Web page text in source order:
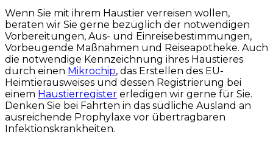
Wenn Sie mit ihrem Haustier verreisen wollen,
beraten wir Sie gerne bezüglich der notwendigen
Vorbereitungen, Aus- und Einreisebestimmungen,
Vorbeugende Maßnahmen und Reiseapotheke. Auch
die notwendige Kennzeichnung ihres Haustieres
durch einen Mikrochip, das Erstellen des EU-
Heimtierausweises und dessen Registrierung bei
einem Haustierregister erledigen wir gerne für Sie.
Denken Sie bei Fahrten in das südliche Ausland an
ausreichende Prophylaxe vor übertragbaren
Infektionskrankheiten.